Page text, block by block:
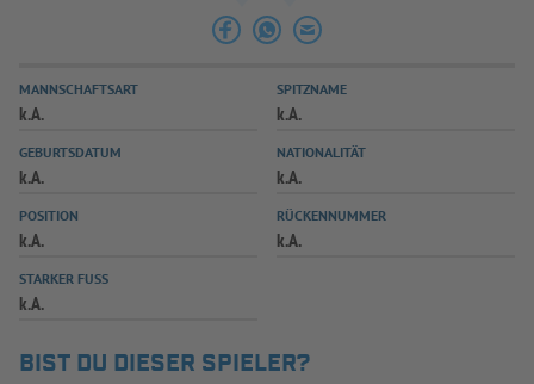
SPIELPLUS
MANNSCHAFTSART
k.A.
SPITZNAME
k.A.
GEBURTSDATUM
k.A.
NATIONALITÄT
k.A.
POSITION
k.A.
RÜCKENNUMMER
k.A.
STARKER FUSS
k.A.
BIST DU DIESER SPIELER?